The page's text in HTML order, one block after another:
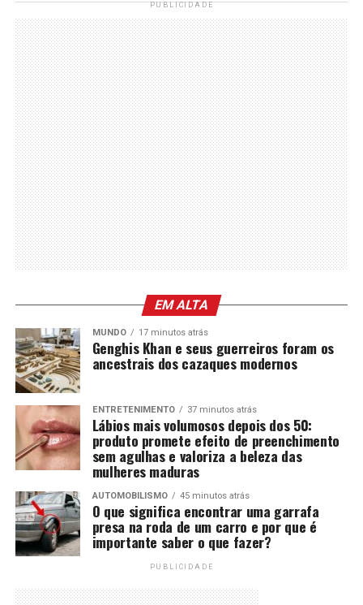
PUBLICIDADE
EM ALTA
MUNDO 17 minutos atrás
Genghis Khan e seus guerreiros foram os
ancestrais dos cazaques modernos
ENTRETENIMENTO 37 minutos atrás
Lábios mais volumosos depois dos 50:
produto promete efeito de preenchimento
sem agulhas e valoriza a beleza das
mulheres maduras
AUTOMOBILISMO 45 minutos atrás
O que significa encontrar uma garrafa
presa na roda de um carro e por que é
importante saber o que fazer?
PUBLICIDADE